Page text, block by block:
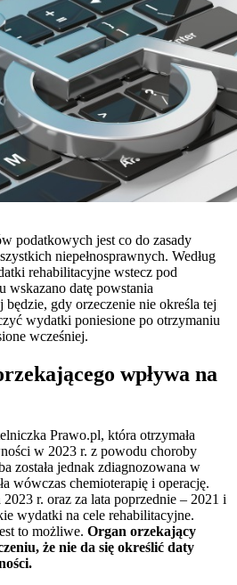
podatkowych jest co do zasady
niepełnosprawnych. Według
rehabilitacyjne wstecz pod
wskazano datę powstania
będzie, gdy orzeczenie nie określa tej
wydatki poniesione po otrzymaniu
wcześniej.
wpływa na
Prawo.pl, która otrzymała
w 2023 r. z powodu choroby
została jednak zdiagnozowana w
wówczas chemioterapię i operację.
r. oraz za lata poprzednie – 2021 i
wydatki na cele rehabilitacyjne.
to możliwe. Organ orzekający
że nie da się określić daty